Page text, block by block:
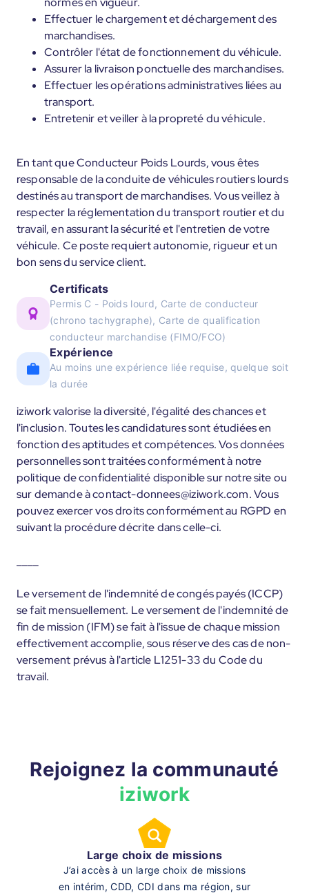
Effectuer le chargement et déchargement des
marchandises.
Contrôler l'état de fonctionnement du véhicule.
Assurer la livraison ponctuelle des marchandises.
Effectuer les opérations administratives liées au
transport.
Entretenir et veiller à la propreté du véhicule.
En tant que Conducteur Poids Lourds, vous êtes
responsable de la conduite de véhicules routiers lourds
destinés au transport de marchandises. Vous veillez à
respecter la réglementation du transport routier et du
travail, en assurant la sécurité et l'entretien de votre
véhicule. Ce poste requiert autonomie, rigueur et un
bon sens du service client.
Certificats
Permis C - Poids lourd, Carte de conducteur
(chrono tachygraphe), Carte de qualification
conducteur marchandise (FIMO/FCO)
Expérience
Au moins une expérience liée requise, quelque soit
la durée
iziwork valorise la diversité, l'égalité des chances et
l'inclusion. Toutes les candidatures sont étudiées en
fonction des aptitudes et compétences. Vos données
personnelles sont traitées conformément à notre
politique de confidentialité disponible sur notre site ou
sur demande à contact-donnees@iziwork.com. Vous
pouvez exercer vos droits conformément au RGPD en
suivant la procédure décrite dans celle-ci.
Le versement de l'indemnité de congés payés (ICCP)
se fait mensuellement. Le versement de l'indemnité de
fin de mission (IFM) se fait à l'issue de chaque mission
effectivement accomplie, sous réserve des cas de non-
versement prévus à l'article L1251-33 du Code du
travail.
Rejoignez la communauté
iziwork
Large choix de missions
J’ai accès à un large choix de missions
en intérim, CDD, CDI dans ma région, sur